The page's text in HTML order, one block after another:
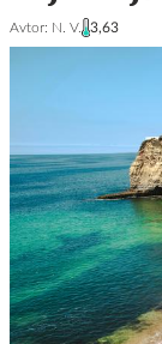
Avtor: N. V. 3,63